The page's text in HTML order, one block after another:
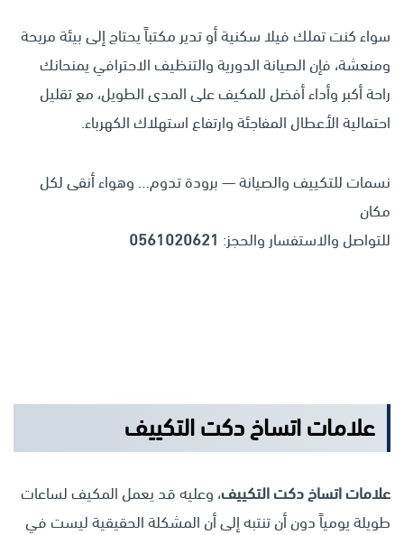
سواء كنت تملك فيلا سكنية أو تدير مكتباً يحتاج إلى بيئة مريحة
ومنعشة، فإن الصيانة الدورية والتنظيف الاحترافي يمنحانك
راحة أكبر وأداء أفضل للمكيف على المدى الطويل، مع تقليل
احتمالية الأعطال المفاجئة وارتفاع استهلاك الكهرباء.
نسمات للتكييف والصيانة — برودة تدوم… وهواء أنقى لكل
مكان
للتواصل والاستفسار والحجز: 0561020621
علامات اتساخ دكت التكييف
علامات اتساخ دكت التكييف، وعليه قد يعمل المكيف لساعات
طويلة يومياً دون أن تنتبه إلى أن المشكلة الحقيقية ليست في